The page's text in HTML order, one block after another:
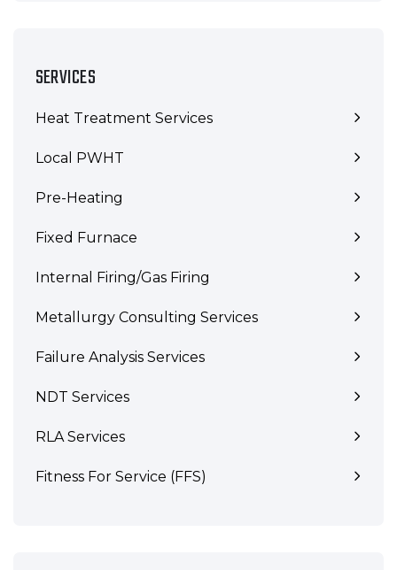
SERVICES
Heat Treatment Services
Local PWHT
Pre-Heating
Fixed Furnace
Internal Firing/Gas Firing
Metallurgy Consulting Services
Failure Analysis Services
NDT Services
RLA Services
Fitness For Service (FFS)